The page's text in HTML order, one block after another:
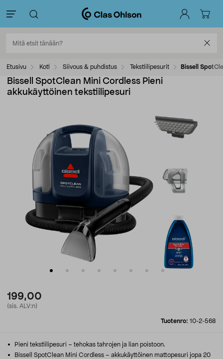
Etusivu Koti Siivous & puhdistus Tekstiilipesurit Bissell
Bissell SpotClean Mini Cordless Pieni
akkukäyttöinen tekstiilipesuri
199,00
(sis. ALV:n)
Tuotenro: 10-2-568
Pieni tekstiilipesuri – tehokas tahrojen ja lian poistoon.
Bissell SpotClean Mini Cordless – akkukäyttöinen mattopesuri jopa 20